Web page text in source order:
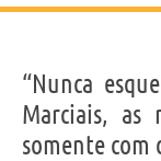
“Nunca
Marciais, as
somente com